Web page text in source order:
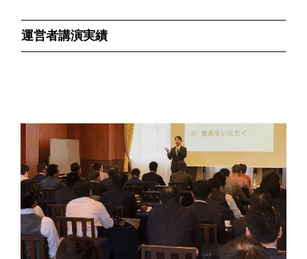
運営者講演実績